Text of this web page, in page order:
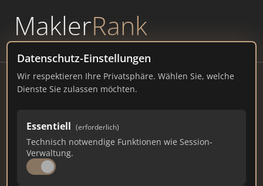
MaklerRank
powered byWAVEPOINT
Datenschutz-Einstellungen
Wir respektieren Ihre Privatsphäre. Wählen Sie, welche
Dienste Sie zulassen möchten.
Essentiell (erforderlich)
Technisch notwendige Funktionen wie Session-
Verwaltung.
Königzuhaus Immobilien GmbH
koenigzuhaus.de
1.861